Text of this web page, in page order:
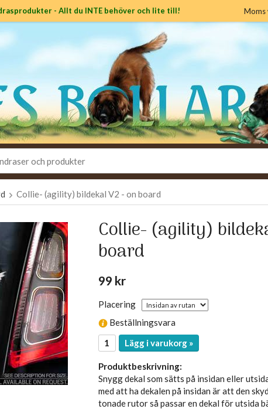
Moms
- Allt du INTE behöver och lite till!
Collie- (agility) bildekal V2 - on board
Collie- (agility)
board
99 kr
Placering
Beställningsvara
Lägg i varukorg »
Produktbeskrivning:
Snygg dekal som sätts på insidan eller
med att ha dekalen på insidan är att den
tonade rutor så passar en dekal för utsida